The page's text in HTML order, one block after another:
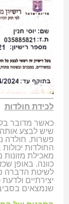
לכידת חולדות
כאשר מדובר
שיש לבצע אותה
פשרות. חולדה
החולדות
מאכילת
כוונה. באופן
לשיטת הדברה
יצירתיים
שנמצאים